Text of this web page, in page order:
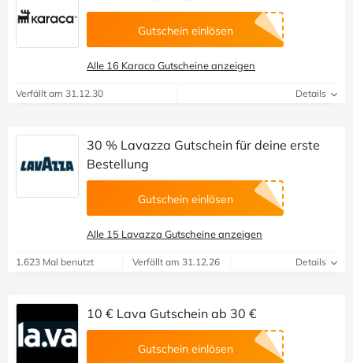
Gutschein einlösen
Alle 16 Karaca Gutscheine anzeigen
Verfällt am 31.12.30 Details
30 % Lavazza Gutschein für deine erste
Bestellung
Gutschein einlösen
Alle 15 Lavazza Gutscheine anzeigen
1.623 Mal benutzt Verfällt am 31.12.26 Details
10 € Lava Gutschein ab 30 €
Gutschein einlösen